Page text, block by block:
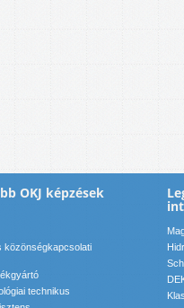
OKJ képzések
közönségkapcsolati
technikus